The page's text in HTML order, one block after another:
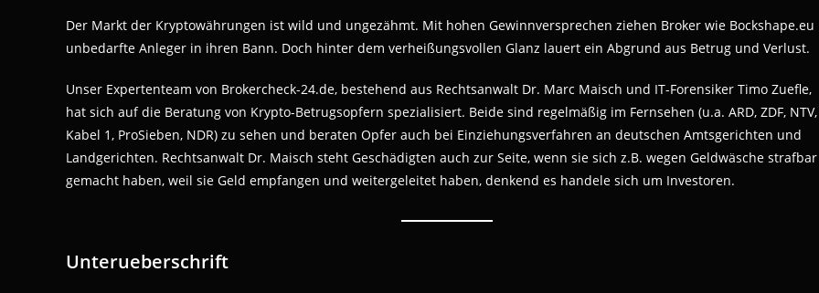
Der Markt der Kryptowährungen ist wild und ungezähmt. Mit hohen Gewinnversprechen ziehen Broker wie Bockshape.eu
unbedarfte Anleger in ihren Bann. Doch hinter dem verheißungsvollen Glanz lauert ein Abgrund aus Betrug und Verlust.
Unser Expertenteam von Brokercheck-24.de, bestehend aus Rechtsanwalt Dr. Marc Maisch und IT-Forensiker Timo Zuefle,
hat sich auf die Beratung von Krypto-Betrugsopfern spezialisiert. Beide sind regelmäßig im Fernsehen (u.a. ARD, ZDF, NTV,
Kabel 1, ProSieben, NDR) zu sehen und beraten Opfer auch bei Einziehungsverfahren an deutschen Amtsgerichten und
Landgerichten. Rechtsanwalt Dr. Maisch steht Geschädigten auch zur Seite, wenn sie sich z.B. wegen Geldwäsche strafbar
gemacht haben, weil sie Geld empfangen und weitergeleitet haben, denkend es handele sich um Investoren.
Unterueberschrift